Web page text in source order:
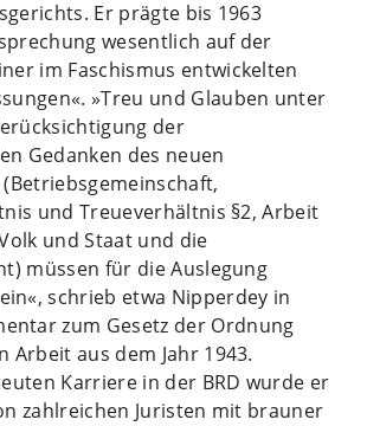
Er prägte bis 1963
wesentlich auf der
im Faschismus entwickelten
»Treu und Glauben unter
der
Gedanken des neuen
und Treueverhältnis §2, Arbeit
und Staat und die
müssen für die Auslegung
schrieb etwa Nipperdey in
zum Gesetz der Ordnung
Arbeit aus dem Jahr 1943.
Karriere in der BRD wurde er
zahlreichen Juristen mit brauner